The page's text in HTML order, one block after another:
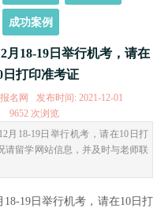
成功案例
月18-19日举行机考，请在
日打印准考证
名网 发布时间: 2021-12-01
9652 次浏览
月18-19日举行机考，请在10日打
请留学网站信息，并及时与老师联
18-19日举行机考，请在10日打